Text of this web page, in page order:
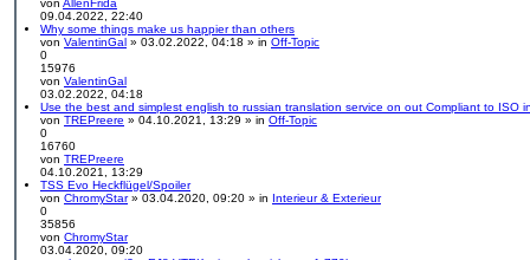
r
a
g
e
B
r
a
g
N
e
u
e
B
r
a
g
09.04.2022, 22:40
Why some things make us happier than others
von ValentinGal » 03.02.2022, 04:18 » in Off-Topic
0
15976
von ValentinGal
e
u
r
B
03.02.2022, 04:18
Use the best and simplest english to russian translation service on out Compliant to ISO
von TREPreere » 04.10.2021, 13:29 » in Off-Topic
0
16760
von TREPreere
N
e
u
e
04.10.2021, 13:29
TSS Evo Heckflügel/Spoiler
von ChromyStar» 03.04.2020, 09:20 » in Interieur & Exterieur
0
35856
von ChromyStar
03.04.2020, 09:20